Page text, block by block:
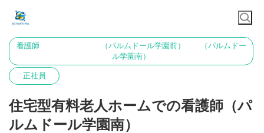
看護師 （パルムドール学園前） （パルムドー
ル学園南）
正社員
住宅型有料老人ホームでの看護師（パ
ルムドール学園南）